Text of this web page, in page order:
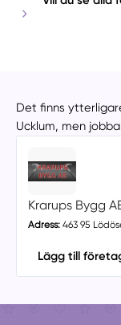
Det finns
Ucklum, men
Krarups Bygg
Adress:463 95
Lägg till